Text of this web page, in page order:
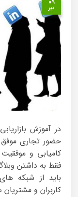
۰۹
تیر
در آموزش
حضور تجاری موفق
کامیابی و
فقط به داشتن
باید از شبکه
کاربران و